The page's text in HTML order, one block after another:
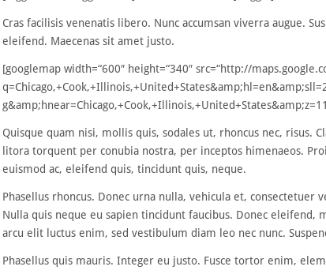
Cras facilisis venenatis libero. Nunc accumsan viverra augue.
eleifend. Maecenas sit amet justo.
[googlemap width=“600″ height=“340″ src=“http://
Quisque quam nisi, mollis quis, sodales ut, rhoncus nec, risus.
litora torquent per conubia nostra, per inceptos himenaeos.
euismod ac, eleifend quis, tincidunt quis, neque.
Phasellus rhoncus. Donec urna nulla, vehicula et, consectetuer
Nulla quis neque eu sapien tincidunt faucibus. Donec eleifend,
arcu elit luctus enim, sed vestibulum diam leo nec nunc.
Phasellus quis mauris. Integer eu justo. Fusce tortor enim,